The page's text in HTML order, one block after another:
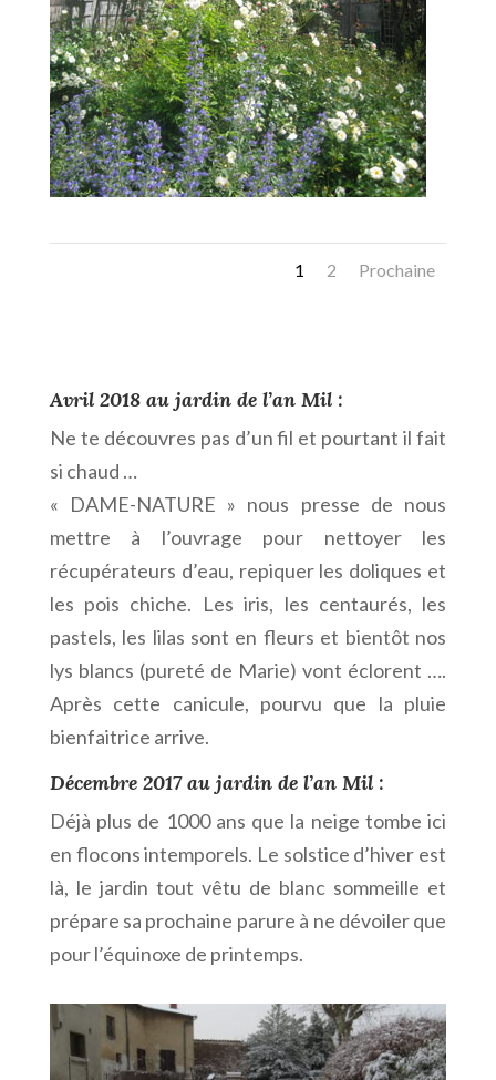
1 2 Prochaine
Avril 2018 au jardin de l’an Mil :
Ne te découvres pas d’un fil et pourtant il fait
si chaud …
« DAME-NATURE » nous presse de nous
mettre à l’ouvrage pour nettoyer les
récupérateurs d’eau, repiquer les doliques et
les pois chiche. Les iris, les centaurés, les
pastels, les lilas sont en fleurs et bientôt nos
lys blancs (pureté de Marie) vont éclorent ….
Après cette canicule, pourvu que la pluie
bienfaitrice arrive.
Décembre 2017 au jardin de l’an Mil :
Déjà plus de 1000 ans que la neige tombe ici
en flocons intemporels. Le solstice d’hiver est
là, le jardin tout vêtu de blanc sommeille et
prépare sa prochaine parure à ne dévoiler que
pour l’équinoxe de printemps.